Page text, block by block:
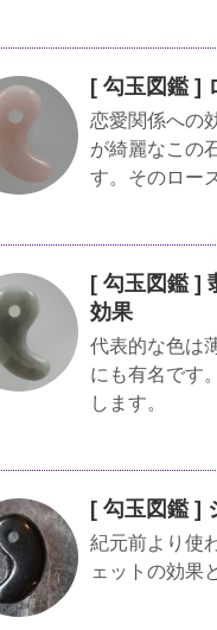
[ 勾玉図鑑 ]
恋愛関係への
が綺麗なこの
す。そのロー
[ 勾玉図鑑 ]
効果
代表的な色は
にも有名です
します。
[ 勾玉図鑑 ]
紀元前より使
ェットの効果